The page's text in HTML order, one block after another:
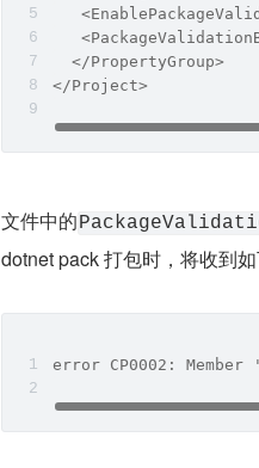
  </PropertyGroup>
</Project>
文件中的
dotnet pack 打包时，将收到如
error CP0002: